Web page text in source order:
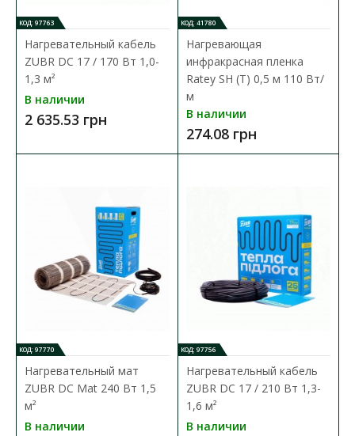
В КОРЗИНУ
В сравнения
В закладки
КОД: 97763
Нагревательный кабель
ZUBR DC 17 / 170 Вт 1,0-
1,3 м²
В наличии
2 635.53 грн
КОД: 41780
Нагревающая
инфракрасная пленка
Ratey SH (T) 0,5 м 110 Вт/
м
В наличии
274.08 грн
КОД: 97770
Нагревательный мат
ZUBR DC Mat 240 Вт 1,5
м²
В наличии
КОД: 97756
Нагревательный кабель
ZUBR DC 17 / 210 Вт 1,3-
1,6 м²
В наличии